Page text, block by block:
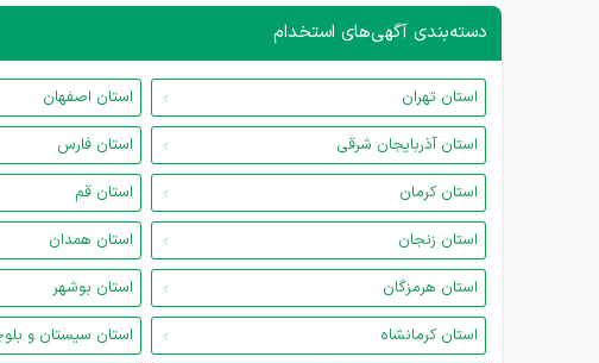
دسته‌بندی آگهی‌های استخدام
استان تهران استان اصفهان
استان آذربایجان شرقی
استان فارس
استان کرمان
استان قم
استان زنجان
استان همدان
استان هرمزگان
استان بوشهر
استان کرمانشاه
استان سیستان و